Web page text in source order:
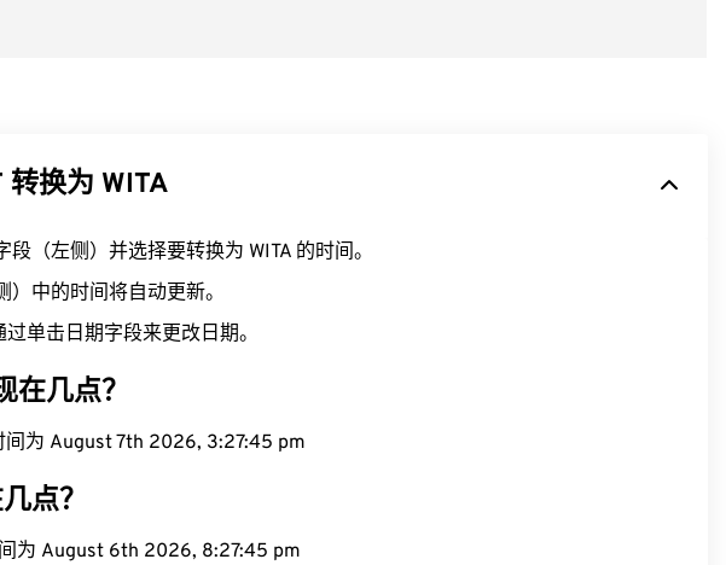
转换为 WITA
段（左侧）并选择要转换为 WITA 的时间。
）中的时间将自动更新。
单击日期字段来更改日期。
在几点？
间为 August 7th 2026, 3:27:46 pm
点？
为 August 6th 2026, 8:27:46 pm